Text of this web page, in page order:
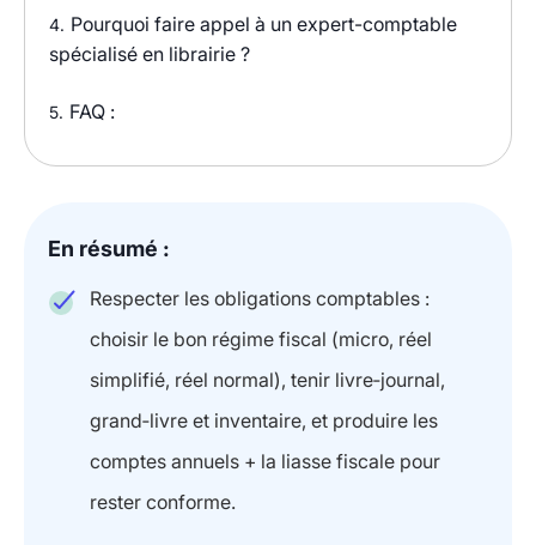
4. Pourquoi faire appel à un expert-comptable
spécialisé en librairie ?
5. FAQ :
En résumé :
Respecter les obligations comptables :
choisir le bon régime fiscal (micro, réel
simplifié, réel normal), tenir livre‑journal,
grand‑livre et inventaire, et produire les
comptes annuels + la liasse fiscale pour
rester conforme.